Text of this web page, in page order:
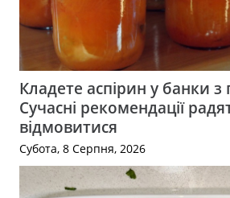
Кладете аспірин у банки
Сучасні рекомендації
відмовитися
Субота, 8 Серпня, 2026